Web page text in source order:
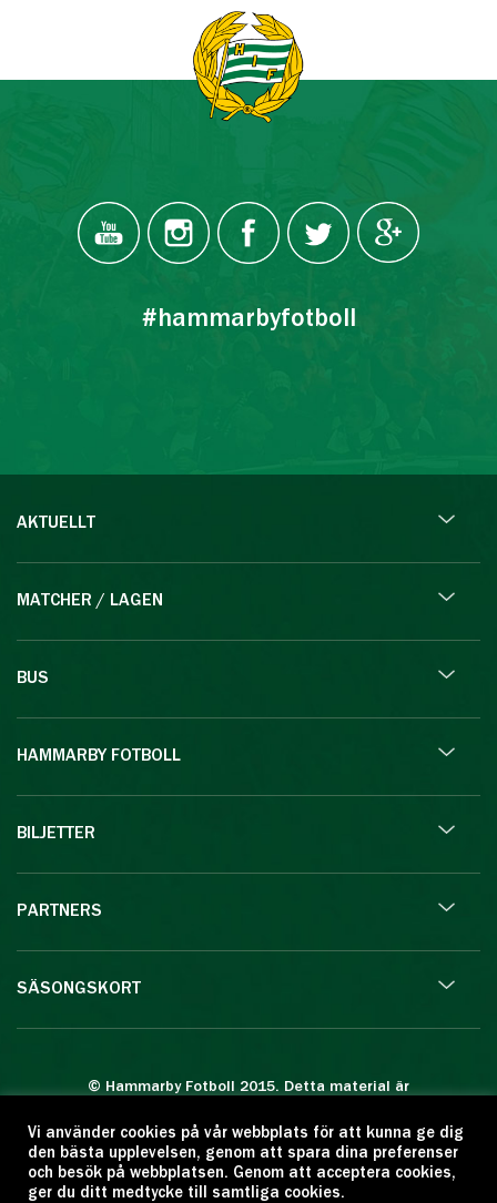
#hammarbyfotboll
AKTUELLT
MATCHER / LAGEN
BUS
HAMMARBY FOTBOLL
BILJETTER
PARTNERS
SÄSONGSKORT
© Hammarby Fotboll 2015. Detta material är
Eftertryck eller annan kopiering är förbjuden.
Citera oss gärna men ange källan:
www.hammarbyfotboll.se. Ansvarig utgivare:
Vi använder cookies på vår webbplats för att kunna ge dig
den bästa upplevelsen, genom att spara dina preferenser
och besök på webbplatsen. Genom att acceptera cookies,
ger du ditt medtycke till samtliga cookies.